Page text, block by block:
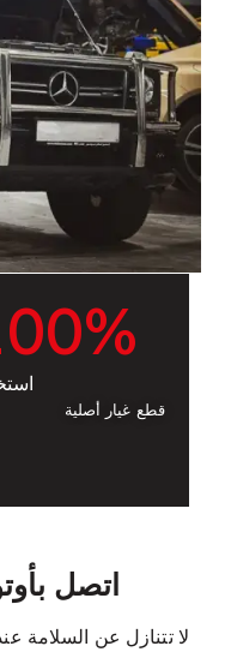
00%
قطع غيار أصلية
اتصل
لا تتنازل عن السلامة